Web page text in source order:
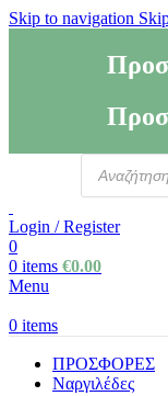
Skip to navigation
Login / Register
0
0 items €0.00
Menu
0 items
ΠΡΟΣΦΟΡΕΣ
Ναργιλέδες